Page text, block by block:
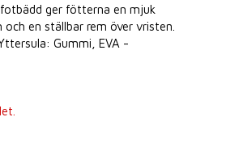
ger fötterna en mjuk
en ställbar rem över vristen.
Gummi, EVA -